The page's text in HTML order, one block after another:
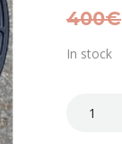
400€
In stock